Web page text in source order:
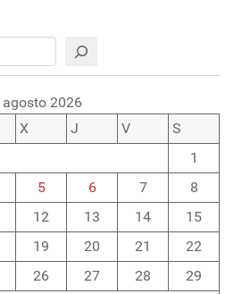
Buscar
agosto 2026
X J V
S
1
5 6 7
8
12 13 14
15
19 20 21
22
26 27 28
29